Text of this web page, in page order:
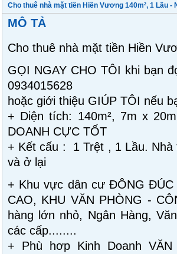
Cho thuê nhà mặt tiền Hiền Vương 140m², 1 Lầu -
MÔ TẢ
Cho thuê nhà mặt tiền Hiền
GỌI NGAY CHO TÔI khi bạn
0934015628
hoặc giới thiệu GIÚP TÔI nếu
+ Diện tích: 140m², 7m x
DOANH CỰC TỐT
+ Kết cấu : 1 Trệt , 1 Lầu.
và ở lại
+ Khu vực dân cư ĐÔNG
CAO, KHU VĂN PHÒNG -
hàng lớn nhỏ, Ngân Hàng,
các cấp........
+ Phù hơp Kinh Doanh VĂN